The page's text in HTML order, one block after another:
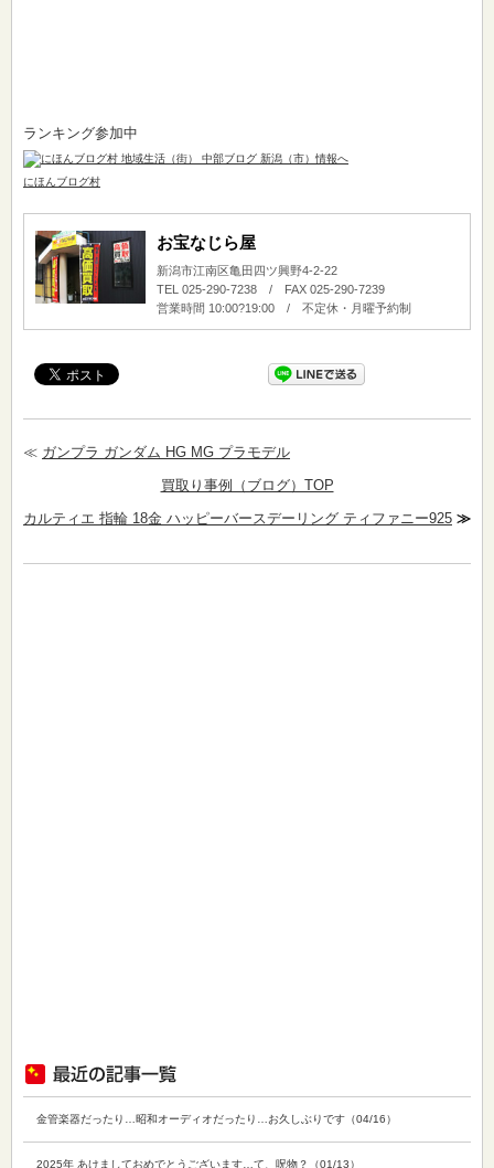
ランキング参加中
にほんブログ村
お宝なじら屋
新潟市江南区亀田四ツ興野4-2-22
TEL 025-290-7238 / FAX 025-290-7239
営業時間 10:00?19:00 / 不定休・月曜予約制
≪ ガンプラ ガンダム HG MG プラモデル
買取り事例（ブログ）TOP
カルティエ 指輪 18金 ハッピーバースデーリング ティファニー925 ≫
金管楽器だったり…昭和オーディオだったり…お久しぶりです（04/16）
2025年 あけましておめでとうございます…て、呪物？（01/13）